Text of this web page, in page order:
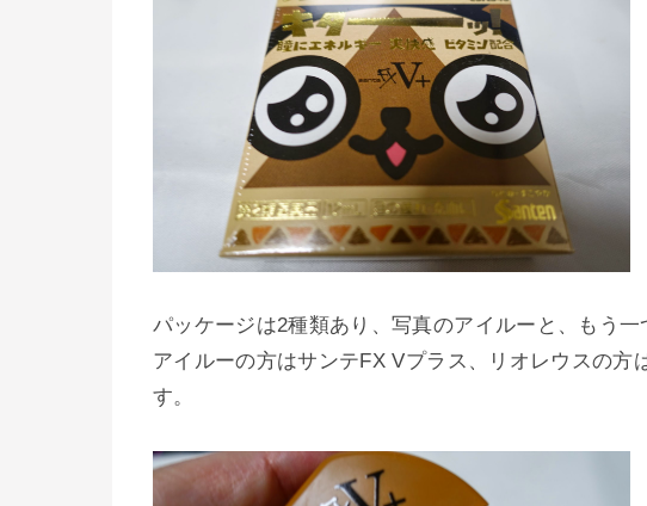
パッケージは2種類あり、写真のアイルーと、もう一
アイルーの方はサンテFX Vプラス、リオレウスの方
す。